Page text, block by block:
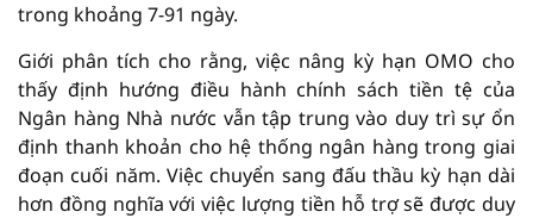
trong khoảng 7-91 ngày.
Giới phân tích cho rằng, việc nâng kỳ hạn OMO cho
thấy định hướng điều hành chính sách tiền tệ của
Ngân hàng Nhà nước vẫn tập trung vào duy trì sự ổn
định thanh khoản cho hệ thống ngân hàng trong giai
đoạn cuối năm. Việc chuyển sang đấu thầu kỳ hạn dài
hơn đồng nghĩa với việc lượng tiền hỗ trợ sẽ được duy